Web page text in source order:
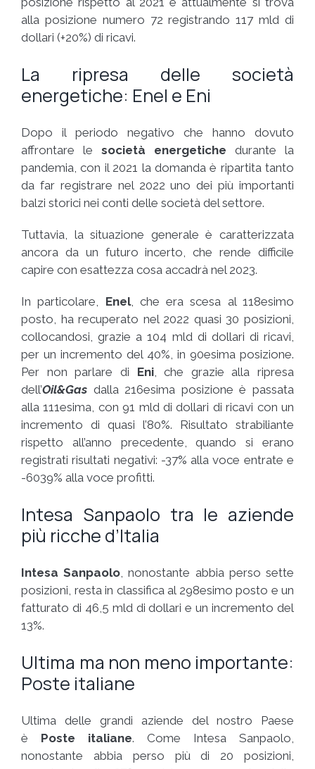
alla posizione numero 72 registrando 117 mld di
dollari (+20%) di ricavi.
La ripresa delle società
energetiche: Enel e Eni
Dopo il periodo negativo che hanno dovuto
affrontare le società energetiche durante la
pandemia, con il 2021 la domanda è ripartita tanto
da far registrare nel 2022 uno dei più importanti
balzi storici nei conti delle società del settore.
Tuttavia, la situazione generale è caratterizzata
ancora da un futuro incerto, che rende difficile
capire con esattezza cosa accadrà nel 2023.
In particolare, Enel, che era scesa al 118esimo
posto, ha recuperato nel 2022 quasi 30 posizioni,
collocandosi, grazie a 104 mld di dollari di ricavi,
per un incremento del 40%, in 90esima posizione.
Per non parlare di Eni, che grazie alla ripresa
dell’Oil&Gas dalla 216esima posizione è passata
alla 111esima, con 91 mld di dollari di ricavi con un
incremento di quasi l’80%. Risultato strabiliante
rispetto all’anno precedente, quando si erano
registrati risultati negativi: -37% alla voce entrate e
-6039% alla voce profitti.
Intesa Sanpaolo tra le aziende
più ricche d’Italia
Intesa Sanpaolo, nonostante abbia perso sette
posizioni, resta in classifica al 298esimo posto e un
fatturato di 46,5 mld di dollari e un incremento del
13%.
Ultima ma non meno importante:
Poste italiane
Ultima delle grandi aziende del nostro Paese
è Poste italiane. Come Intesa Sanpaolo,
nonostante abbia perso più di 20 posizioni,